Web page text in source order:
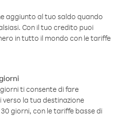
aggiunto al tuo saldo quando
Con il tuo credito puoi
in tutto il mondo con le tariffe
ti consente di fare
la tua destinazione
giorni, con le tariffe basse di